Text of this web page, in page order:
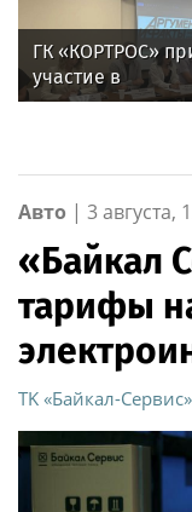
ГК «КОРТРОС»
участие в
Авто | 3 августа,
«Байкал
тарифы
ТK «Байкал-Сервис»